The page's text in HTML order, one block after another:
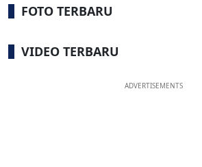
FOTO TERBARU
VIDEO TERBARU
ADVERTISEMENTS